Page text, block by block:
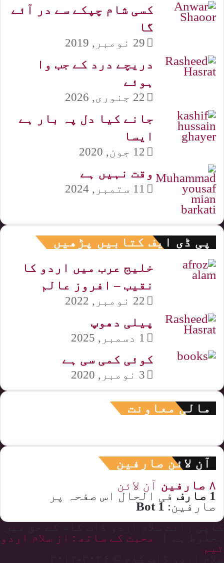
کسی شام چپکے سے در آئے
گا
29 نومبر, 2019
دریچے درد کے جب وا
ہوئے
22 جنوری, 2026
جانے کیا دل پہ بار ہے
ایسا
12 جون, 2020
وقت نہیں ہے
11 ستمبر, 2024
پی ڈی ایف کتابیں پڑھیں
خلیج عرب میں اردو کا
نقیب – افروز عالم
22 نومبر, 2022
پیلی دھوپ
1 دسمبر, 2025
کوئی کمی سی ہے
3 نومبر, 2020
مالی معاونت
آن لائن صارفین
۸ صارفین آن لائن
1 صارف فی الحال اس صفحہ پر
صارفین: 1 Bot
محبت کے ساتھ : از سلام اردو
ٹیم
سلام اردو ڈاٹ کام © ۲۰۲۶-۲۰۱۲